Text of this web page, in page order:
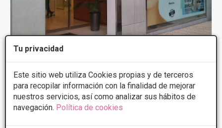
Tu privacidad
Este sitio web utiliza Cookies propias y de terceros
para recopilar información con la finalidad de mejorar
nuestros servicios, así como analizar sus hábitos de
navegación. Política de cookies
Instituto Marsil
3.7 9 Opiniones